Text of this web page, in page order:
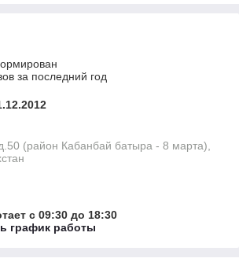
за последний год
(район Кабанбай батыра - 8 марта),
с 09:30 до 18:30
график работы